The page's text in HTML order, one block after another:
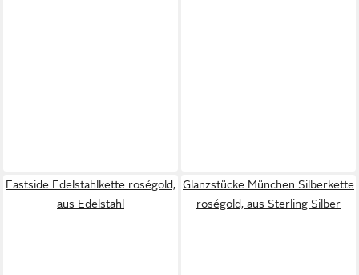
Eastside Edelstahlkette roségold,
aus Edelstahl
Glanzstücke München Silberkette
roségold, aus Sterling Silber